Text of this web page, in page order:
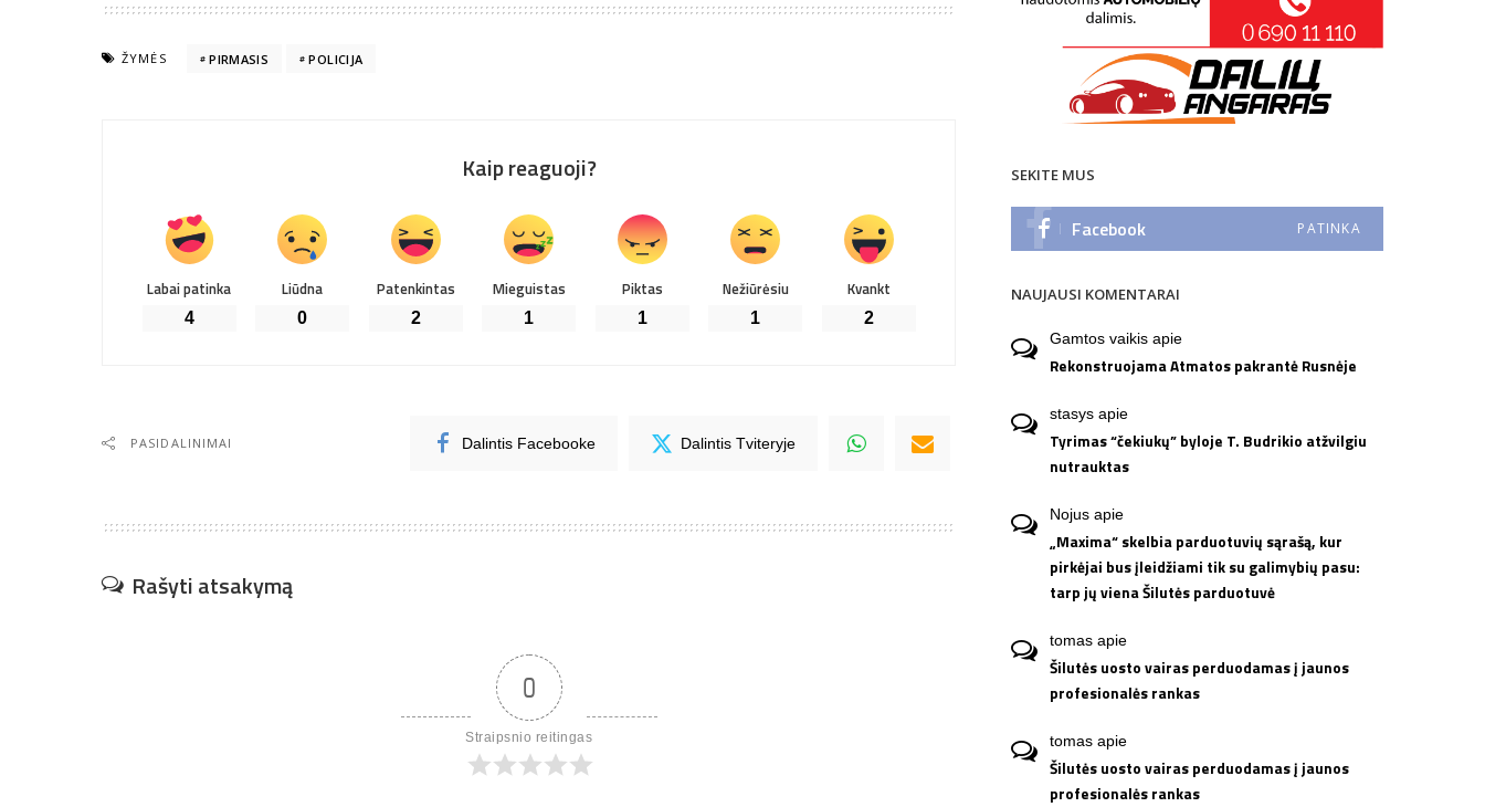
ŽYMĖS PIRMASIS POLICIJA
Kaip reaguoji?
Labai patinka
4
Liūdna
0
Patenkintas
2
Mieguistas
1
Piktas
1
Nežiūrėsiu
1
Kvankt
2
PASIDALINIMAI Dalintis Facebooke Dalintis Tviteryje
Rašyti atsakymą
0
Straipsnio reitingas
SEKITE MUS
Facebook PATINKA
NAUJAUSI KOMENTARAI
Gamtos vaikis apie
Rekonstruojama Atmatos pakrantė Rusnėje
stasys apie
Tyrimas “čekiukų” byloje T. Budrikio atžvilgiu
nutrauktas
Nojus apie
„Maxima“ skelbia parduotuvių sąrašą, kur
pirkėjai bus įleidžiami tik su galimybių pasu:
tarp jų viena Šilutės parduotuvė
tomas apie
Šilutės uosto vairas perduodamas į jaunos
profesionalės rankas
tomas apie
Šilutės uosto vairas perduodamas į jaunos
profesionalės rankas